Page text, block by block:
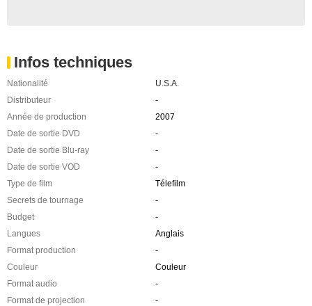
Infos techniques
Nationalité
U.S.A.
Distributeur
-
Année de production
2007
Date de sortie DVD
-
Date de sortie Blu-ray
-
Date de sortie VOD
-
Type de film
Télefilm
Secrets de tournage
-
Budget
-
Langues
Anglais
Format production
-
Couleur
Couleur
Format audio
-
Format de projection
-